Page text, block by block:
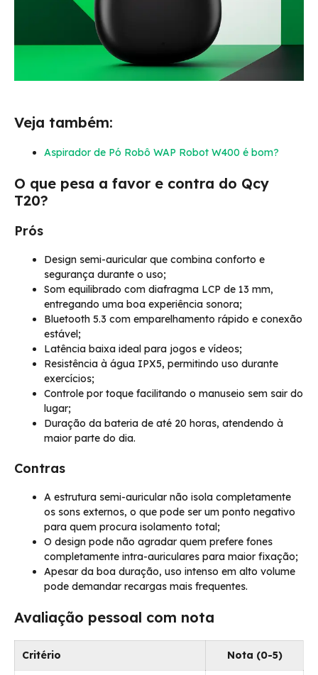
Veja também:
Aspirador de Pó Robô WAP Robot W400 é bom?
O que pesa a favor e contra do Qcy
T20?
Prós
Design semi-auricular que combina conforto e
segurança durante o uso;
Som equilibrado com diafragma LCP de 13 mm,
entregando uma boa experiência sonora;
Bluetooth 5.3 com emparelhamento rápido e conexão
estável;
Latência baixa ideal para jogos e vídeos;
Resistência à água IPX5, permitindo uso durante
exercícios;
Controle por toque facilitando o manuseio sem sair do
lugar;
Duração da bateria de até 20 horas, atendendo à
maior parte do dia.
Contras
A estrutura semi-auricular não isola completamente
os sons externos, o que pode ser um ponto negativo
para quem procura isolamento total;
O design pode não agradar quem prefere fones
completamente intra-auriculares para maior fixação;
Apesar da boa duração, uso intenso em alto volume
pode demandar recargas mais frequentes.
Avaliação pessoal com nota
Critério Nota (0-5)